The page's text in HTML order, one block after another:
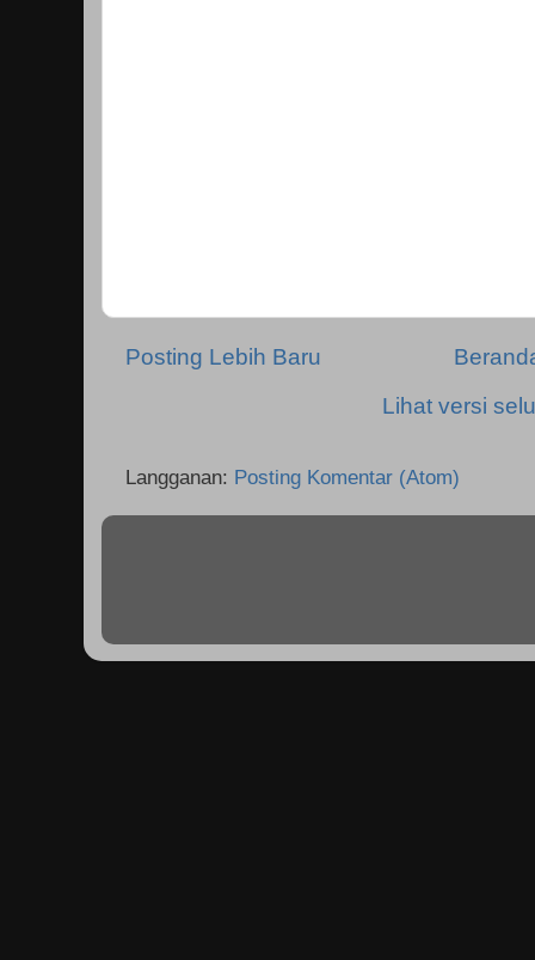
Posting Lebih Baru
Lihat versi
Langganan: Posting Komentar (Atom)